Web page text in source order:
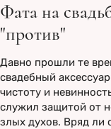
Фата на
"против"
Давно прошли те
свадебный
чистоту и
служил защитой от
злых духов. Вряд ли